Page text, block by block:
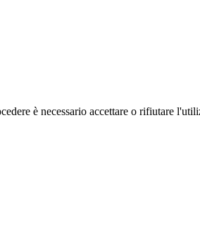
è necessario accettare o rifiutare